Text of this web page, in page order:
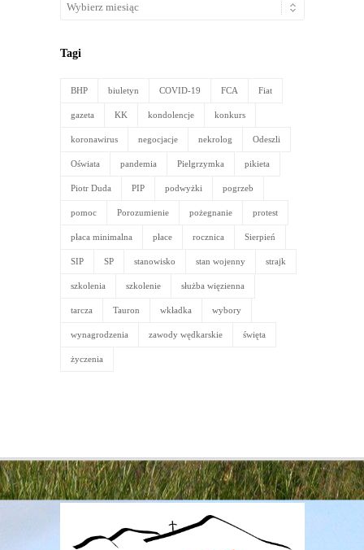
Tagi
BHP biuletyn COVID-19 FCA Fiat
gazeta KK kondolencje konkurs
koronawirus negocjacje nekrolog Odeszli
Oświata pandemia Pielgrzymka pikieta
Piotr Duda PIP podwyżki pogrzeb
pomoc Porozumienie pożegnanie protest
płaca minimalna płace rocznica Sierpień
SIP SP stanowisko stan wojenny strajk
szkolenia szkolenie służba więzienna
tarcza Tauron wkładka wybory
wynagrodzenia zawody wędkarskie święta
życzenia